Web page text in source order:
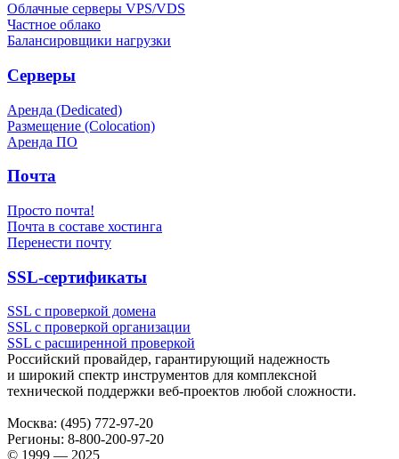
Облачные серверы VPS/VDS
Частное облако
Балансировщики нагрузки
Серверы
Аренда (Dedicated)
Размещение (Colocation)
Аренда ПО
Почта
Просто почта!
Почта в составе хостинга
Перенести почту
SSL-сертификаты
SSL с проверкой домена
SSL с проверкой организации
SSL с расширенной проверкой
Российский провайдер, гарантирующий надежность
и широкий спектр инструментов для комплексной
технической поддержки веб-проектов любой сложности.
Москва: (495) 772-97-20
Регионы: 8-800-200-97-20
© 1999 — 2025